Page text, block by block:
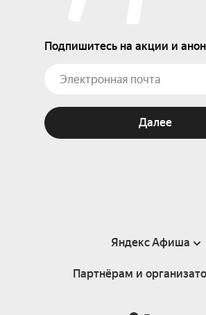
Подпишитесь на акции и
Далее
Яндекс Афиша
Справка
Партнёрам и